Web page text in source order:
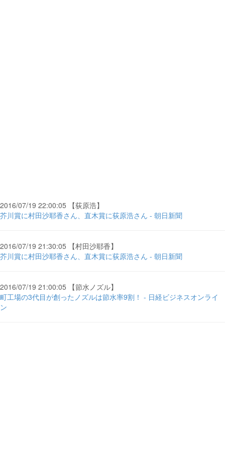
2016/07/19 22:00:05 【荻原浩】
芥川賞に村田沙耶香さん、直木賞に荻原浩さん - 朝日新聞
2016/07/19 21:30:05 【村田沙耶香】
芥川賞に村田沙耶香さん、直木賞に荻原浩さん - 朝日新聞
2016/07/19 21:00:05 【節水ノズル】
町工場の3代目が創ったノズルは節水率9割！ - 日経ビジネスオンライ
ン